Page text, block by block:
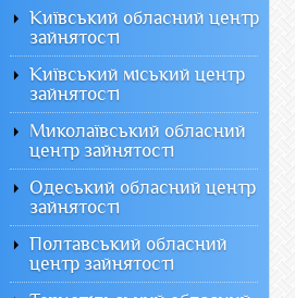
Київський обласний центр
зайнятості
Київський міський центр
зайнятості
Миколаївський обласний
центр зайнятості
Одеський обласний центр
зайнятості
Полтавський обласний
центр зайнятості